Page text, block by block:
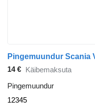
14 € Käibemaksuta
Pingemuundur
12345